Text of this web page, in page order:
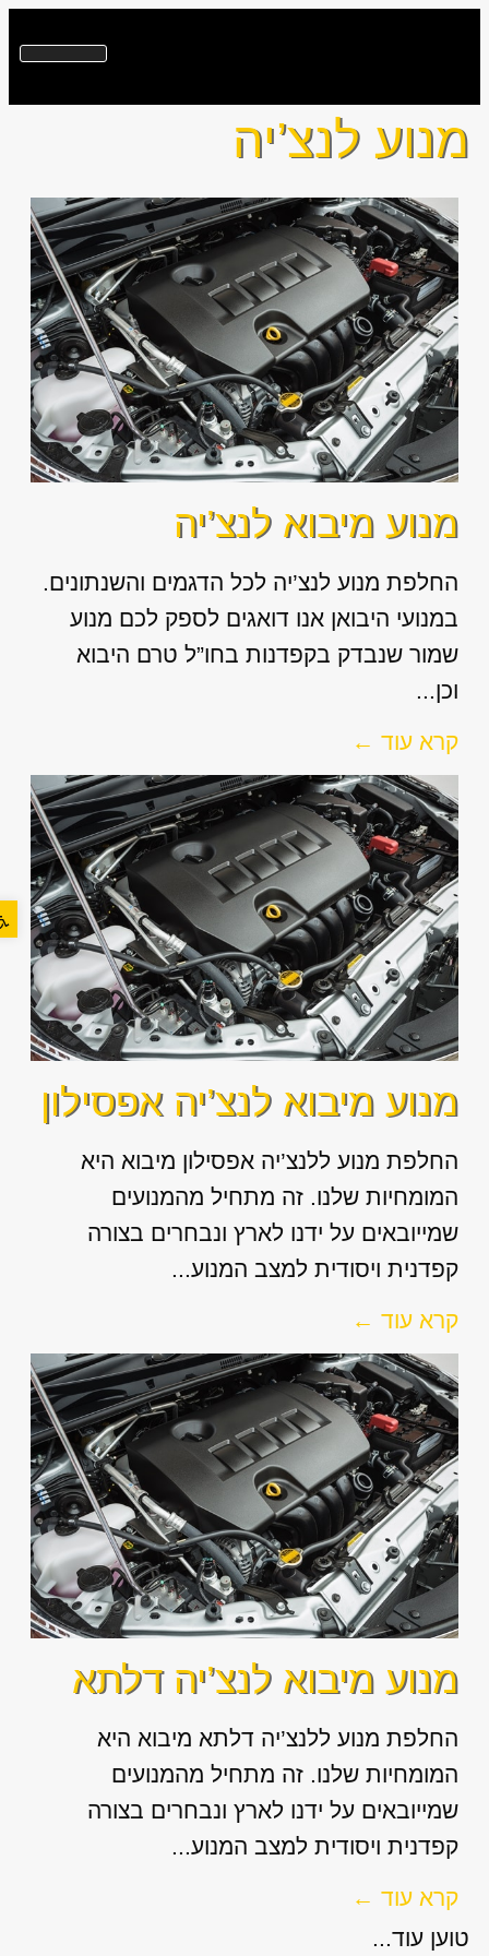
פתח
מנוע לנצ’יה
מנוע מיבוא לנצ’יה
החלפת מנוע לנצ’יה לכל הדגמים והשנתונים.
במנועי היבואן אנו דואגים לספק לכם מנוע
שמור שנבדק בקפדנות בחו”ל טרם היבוא
וכן...
קרא עוד ←
מנוע מיבוא לנצ’יה אפסילון
החלפת מנוע ללנצ’יה אפסילון מיבוא היא
המומחיות שלנו. זה מתחיל מהמנועים
שמייובאים על ידנו לארץ ונבחרים בצורה
קפדנית ויסודית למצב המנוע...
קרא עוד ←
מנוע מיבוא לנצ’יה דלתא
החלפת מנוע ללנצ’יה דלתא מיבוא היא
המומחיות שלנו. זה מתחיל מהמנועים
שמייובאים על ידנו לארץ ונבחרים בצורה
קפדנית ויסודית למצב המנוע...
קרא עוד ←
טוען עוד...